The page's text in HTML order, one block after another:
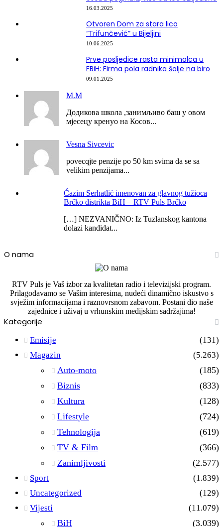
16.03.2025
Otvoren Dom za stara lica
“Trifunčević” u Bijeljini
10.06.2025
Prve posljedice rasta minimalca u
FBiH: Firma pola radnika šalje na biro
09.01.2025
М.М
Додикова школа ,занимљиво баш у овом
мјесецу кренуо на Косов...
Vesna Sivcevic
povecqjte penzije po 50 km svima da se sa
velikim penzijama...
Ćazim Serhatlić imenovan za glavnog tužioca
Brčko distrikta BiH – RTV Puls Brčko
[…] NEZVANIČNO: Iz Tuzlanskog kantona
dolazi kandidat...
O nama
RTV Puls je Vaš izbor za kvalitetan radio i televizijski program.
Prilagođavamo se Vašim interesima, nudeći dinamično iskustvo s
svježim informacijama i raznovrsnom zabavom. Postani dio naše
zajednice i uživaj u vrhunskim medijskim sadržajima!
Kategorije
Emisije
(131)
Magazin
(5.263)
Auto-moto
(185)
Biznis
(833)
Kultura
(128)
Lifestyle
(724)
Tehnologija
(619)
TV & Film
(366)
Zanimljivosti
(2.577)
Sport
(1.839)
Uncategorized
(129)
Vijesti
(11.079)
BiH
(3.039)